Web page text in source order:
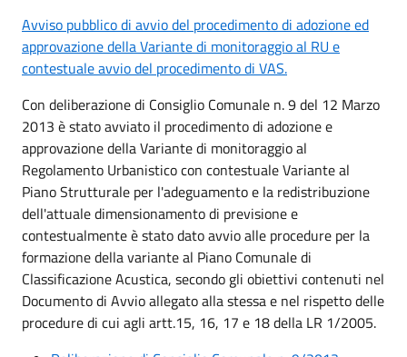
Avviso pubblico di avvio del procedimento di adozione ed
approvazione della Variante di monitoraggio al RU e
contestuale avvio del procedimento di VAS.
Con deliberazione di Consiglio Comunale n. 9 del 12 Marzo
2013 è stato avviato il procedimento di adozione e
approvazione della Variante di monitoraggio al
Regolamento Urbanistico con contestuale Variante al
Piano Strutturale per l'adeguamento e la redistribuzione
dell'attuale dimensionamento di previsione e
contestualmente è stato dato avvio alle procedure per la
formazione della variante al Piano Comunale di
Classificazione Acustica, secondo gli obiettivi contenuti nel
Documento di Avvio allegato alla stessa e nel rispetto delle
procedure di cui agli artt.15, 16, 17 e 18 della LR 1/2005.